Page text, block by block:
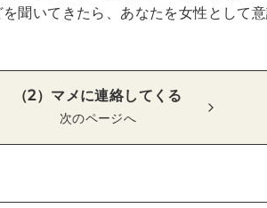
聞いてきたら、あなたを女性として
（2）マメに連絡してくる
次のページへ